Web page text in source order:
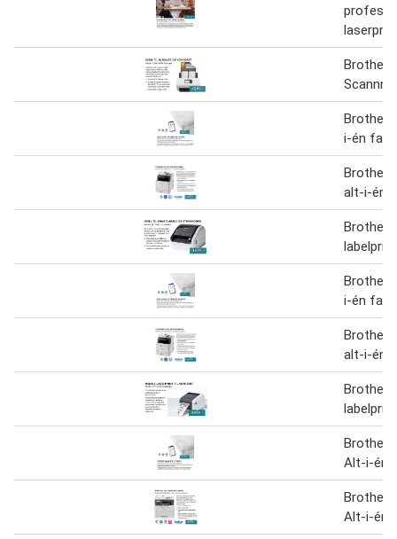
Brother
Brother
i-én
Brother
alt-i-én
Brother
Brother
i-én
Brother
alt-i-én
Brother
Brother
Alt-i-én
Brother
Alt-i-én